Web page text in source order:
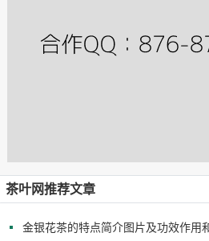
茶叶网推荐文章
金银花茶的特点简介图片及功效作用